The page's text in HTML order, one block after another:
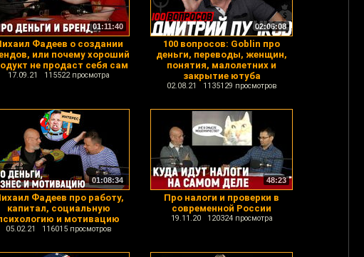
01:11:40
Фадеев о создании
или почему хороший
не продаст себя сам
17.09.21 115522 просмотра
02:06:08
100 вопросов: Goblin про
деньги, переводы, женщин,
понятия, малолетних и
закрытие ютуба
02.08.21 1135129 просмотров
01:08:34
Фадеев про работу,
капитал, социальную
и мотивацию
05.02.21 116015 просмотров
48:23
Про налоги и проверки в
современной России
19.11.20 120324 просмотра